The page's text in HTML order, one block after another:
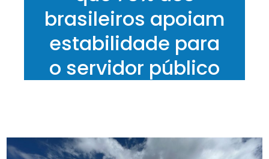
brasileiros apoiam
estabilidade para
o servidor público